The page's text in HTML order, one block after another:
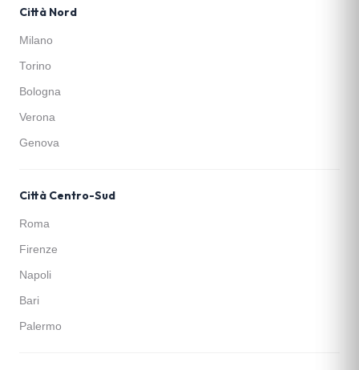
Città Nord
Milano
Torino
Bologna
Verona
Genova
Città Centro-Sud
Roma
Firenze
Napoli
Bari
Palermo